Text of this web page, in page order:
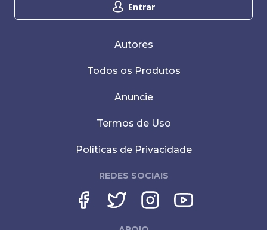
Entrar
Autores
Todos os Produtos
Anuncie
Termos de Uso
Políticas de Privacidade
REDES SOCIAIS